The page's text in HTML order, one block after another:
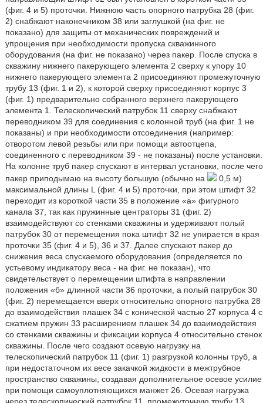
(фиг. 4 и 5) проточки. Нижнюю часть опорного патрубка 28 (фиг.
2) снабжают наконечником 38 или заглушкой (на фиг. не
показано) для защиты от механических повреждений и
упрощения при необходимости пропуска скважинного
оборудования (на фиг. не показано) через пакер. После спуска в
скважину нижнего пакерующего элемента 2 сверху к упору 10
нижнего пакерующего элемента 2 присоединяют промежуточную
трубу 13 (фиг. 1 и 2), к которой сверху присоединяют корпус 3
(фиг. 1) предварительно собранного верхнего пакерующего
элемента 1. Телескопический патрубок 11 сверху снабжают
переводником 39 для соединения с колонной труб (на фиг. 1 не
показаны) и при необходимости отсоединения (например:
отворотом левой резьбы или при помощи автоотцепа,
соединенного с переводником 39 - не показаны) после установки.
На колонне труб пакер спускают в интервал установки, после чего
пакер приподымаю на высоту большую (обычно на
0,5 м)
максимальной длины L (фиг. 4 и 5) проточки, при этом штифт 32
переходит из короткой части 35 в положение «a» фигурного
канала 37, так как пружинные центраторы 31 (фиг. 2)
взаимодействуют со стенками скважины и удерживают полый
патрубок 30 от перемещения пока штифт 32 не упирается в края
проточки 35 (фиг. 4 и 5), 36 и 37. Далее спускают пакер до
снижения веса спускаемого оборудования (определяется по
устьевому индикатору веса - на фиг. не показан), что
свидетельствует о перемещении штифта в направлении
положения «б» длинной части 36 проточки, а полый патрубок 30
(фиг. 2) перемещается вверх относительно опорного патрубка 28
до взаимодействия плашек 34 с конической частью 27 корпуса 4 с
сжатием пружин 33 расширением плашек 34 до взаимодействия
со стенками скважины и фиксации корпуса 4 относительно стенок
скважины. После чего создают осевую нагрузку на
телескопический патрубок 11 (фиг. 1) разгрузкой колонны труб, а
при недостаточном их весе закачкой жидкости в межтрубное
пространство скважины, создавая дополнительное осевое усилие
при помощи самоуплотняющихся манжет 26. Осевая нагрузка
через телескопический патрубок 11, промежуточную трубу 13